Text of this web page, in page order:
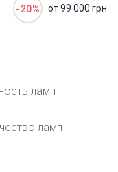
-20% от 99 000 грн
ламп
ламп